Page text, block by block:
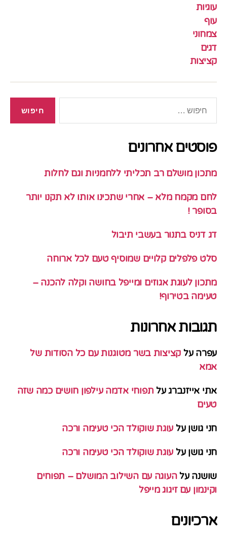
עוגיות
עוף
צמחוני
דגים
קציצות
פוסטים אחרונים
מתכון מושלם רב תכליתי ללחמניות וגם לחלות
לחם מקמח מלא – אחרי שתכינו אותו לא תקנו יותר
בסופר !
דג דניס בתנור בעשבי תיבול
סלט פלפלים קלויים שמוסיף טעם לכל ארוחה
מתכון לעוגת אגוזים ומייפל בחושה וקלה להכנה –
טעימה בטירוף!
תגובות אחרונות
עפרה על קציצות בשר מטוגנות עם כל הסודות של
אמא
אתי אייזנברגעל תפוחי אדמה עילפון חושים כמה שזה
טעים
חני גושן על עוגת שוקולד הכי טעימה ורכה
חני גושן על עוגת שוקולד הכי טעימה ורכה
שושנה עלהעוגה עם השילוב המושלם – תפוחים
וקינמון עם זיגוג מייפל
ארכיונים